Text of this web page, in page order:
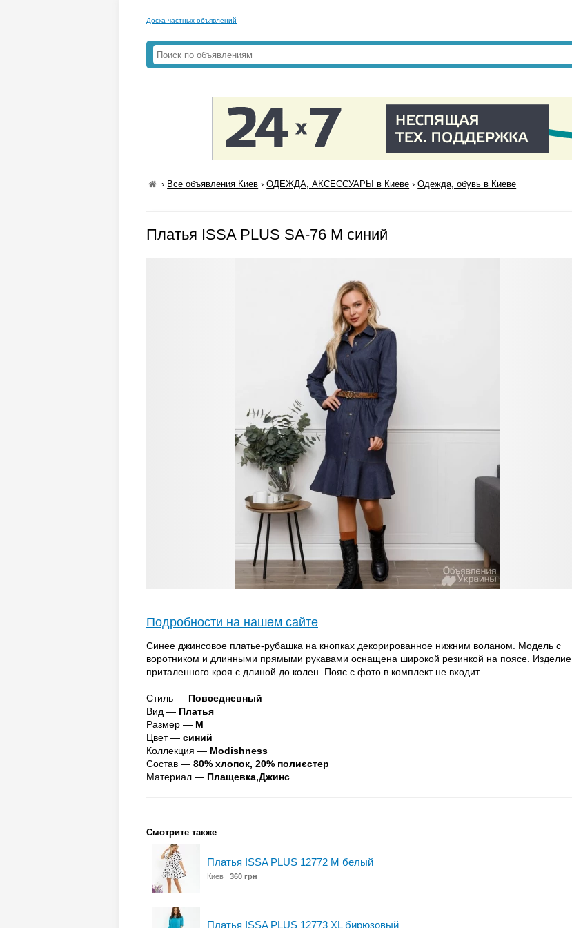
Доска частных объявлений
› Все объявления Киев ›ОДЕЖДА, АКСЕССУАРЫ в Киеве ›Одежда, обувь в Киеве
Платья ISSA PLUS SA-76 M синий
Подробности на нашем сайте
Синее джинсовое платье-рубашка на кнопках декорированное нижним воланом. Модель с
воротником и длинными прямыми рукавами оснащена широкой резинкой на поясе. Изделие
приталенного кроя с длиной до колен. Пояс с фото в комплект не входит.
Стиль — Повседневный
Вид — Платья
Размер — M
Цвет — синий
Коллекция — Modishness
Состав — 80% хлопок, 20% полиєстер
Материал — Плащевка,Джинс
Смотрите также
Платья ISSA PLUS 12772 M белый
Киев 360 грн
Платья ISSA PLUS 12773 XL бирюзовый